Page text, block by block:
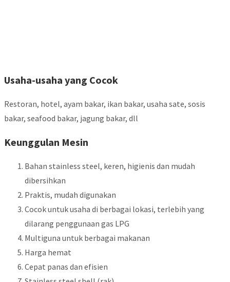
Usaha-usaha yang Cocok
Restoran, hotel, ayam bakar, ikan bakar, usaha sate, sosis
bakar, seafood bakar, jagung bakar, dll
Keunggulan Mesin
Bahan stainless steel, keren, higienis dan mudah
dibersihkan
Praktis, mudah digunakan
Cocok untuk usaha di berbagai lokasi, terlebih yang
dilarang penggunaan gas LPG
Multiguna untuk berbagai makanan
Harga hemat
Cepat panas dan efisien